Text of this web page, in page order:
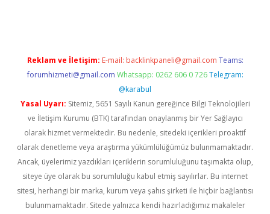
Reklam ve İletişim: E-mail: backlinkpaneli@gmail.com Teams:
forumhizmeti@gmail.com Whatsapp: 0262 606 0 726 Telegram:
@karabul
Yasal Uyarı: Sitemiz, 5651 Sayılı Kanun gereğince Bilgi Teknolojileri
ve İletişim Kurumu (BTK) tarafından onaylanmış bir Yer Sağlayıcı
olarak hizmet vermektedir. Bu nedenle, sitedeki içerikleri proaktif
olarak denetleme veya araştırma yükümlülüğümüz bulunmamaktadır.
Ancak, üyelerimiz yazdıkları içeriklerin sorumluluğunu taşımakta olup,
siteye üye olarak bu sorumluluğu kabul etmiş sayılırlar. Bu internet
sitesi, herhangi bir marka, kurum veya şahıs şirketi ile hiçbir bağlantısı
bulunmamaktadır. Sitede yalnızca kendi hazırladığımız makaleler